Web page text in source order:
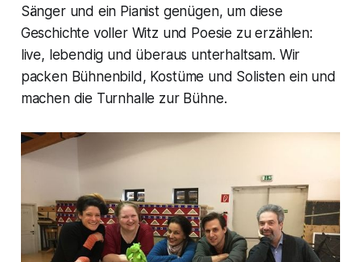
Sänger und ein Pianist genügen, um diese
Geschichte voller Witz und Poesie zu erzählen:
live, lebendig und überaus unterhaltsam. Wir
packen Bühnenbild, Kostüme und Solisten ein und
machen die Turnhalle zur Bühne.